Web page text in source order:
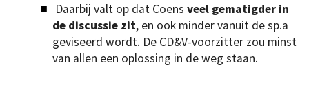
Daarbij valt op dat Coens veel gematigder in
de discussie zit, en ook minder vanuit de sp.a
geviseerd wordt. De CD&V-voorzitter zou minst
van allen een oplossing in de weg staan.